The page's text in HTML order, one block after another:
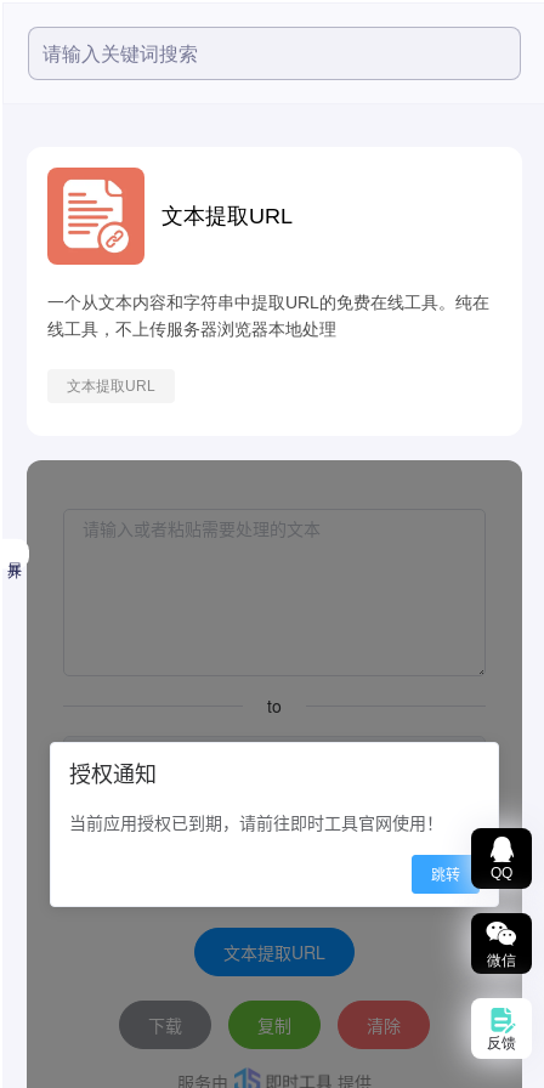
文本提取URL
一个从文本内容和字符串中提取URL的免费在线工具。纯在
线工具，不上传服务器浏览器本地处理
文本提取URL
一个从文本内容和字符串中提取URL的免费在线工
具。纯在线工具，不上传服务器浏览器本地处理
QQ
微信
反馈